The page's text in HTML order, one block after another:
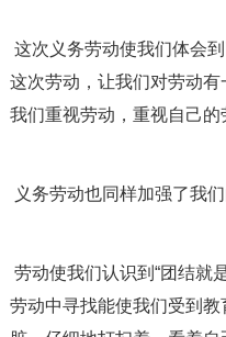
这次劳动，让我们对劳动
我们重视劳动，重视自己的
义务劳动也同样加强了我
劳动中寻找能使我们受到